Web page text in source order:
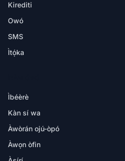
Kirediti
Owó
SMS
Ìtọ́ka
Ìbéèrè
Kàn sí wa
Àwòrán ojú-òpó
Àwọn òfin